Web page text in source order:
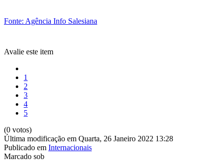
Fonte: Agência Info Salesiana
Avalie este item
1
2
3
4
5
(0 votos)
Última modificação em Quarta, 26 Janeiro 2022 13:28
Publicado em Internacionais
Marcado sob